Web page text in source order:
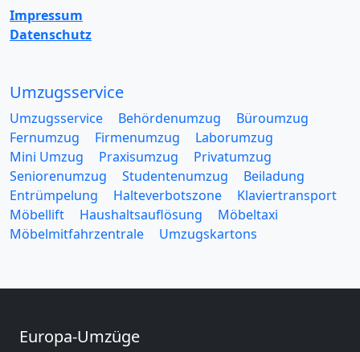
Impressum
Datenschutz
Umzugsservice
Umzugsservice Behördenumzug
Büroumzug
Fernumzug
Firmenumzug
Laborumzug
Mini Umzug
Praxisumzug
Privatumzug
Seniorenumzug
Studentenumzug
Beiladung
Entrümpelung
Halteverbotszone
Klaviertransport
Möbellift
Haushaltsauflösung
Möbeltaxi
Möbelmitfahrzentrale
Umzugskartons
Europa-Umzüge